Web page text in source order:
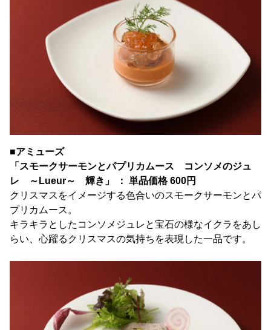
■アミューズ
「 スモークサーモンとパプリカムース コンソメのジュ
レ ～Lueur～ 輝き」 ： 単品価格 600円
クリスマスをイメージする色合いのスモークサーモンとパ
プリカムース。
キラキラとしたコンソメジュレと宝石の様なイクラをあし
らい、心躍るクリスマスの気持ちを表現した一品です。